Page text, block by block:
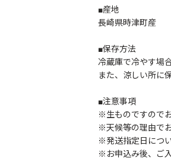
■産地
長崎県時津町産
■保存方法
冷蔵庫で冷やす場
また、涼しい所に
■注意事項
※生ものですので
※天候等の理由で
※発送指定日につ
※お申込み後、ご